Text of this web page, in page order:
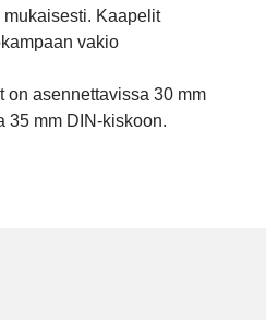
Kaapelit
vakio
on asennettavissa 30 mm
35 mm DIN-kiskoon.